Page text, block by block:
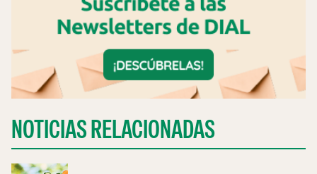
NOTICIAS RELACIONADAS